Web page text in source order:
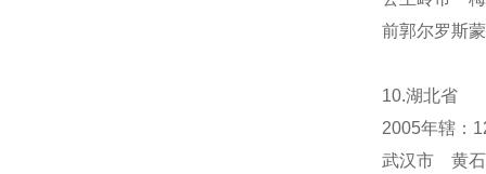
前郭尔罗斯
10.湖北省
2005年辖：
武汉市 黄